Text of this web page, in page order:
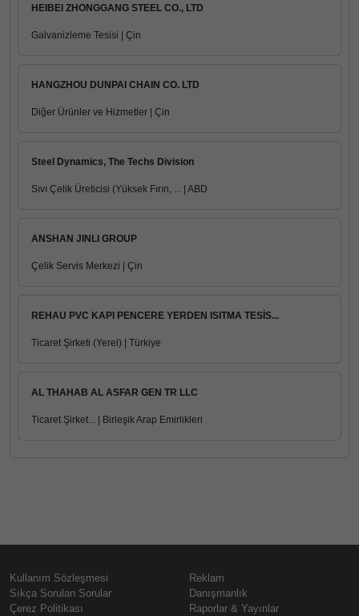
HEIBEI ZHONGGANG STEEL CO., LTD
Galvanizleme Tesisi | Çin
HANGZHOU DUNPAI CHAIN CO. LTD
Diğer Ürünler ve Hizmetler | Çin
Steel Dynamics, The Techs Division
Sıvı Çelik Üreticisi (Yüksek Fırın, ... | ABD
ANSHAN JINLI GROUP
Çelik Servis Merkezi | Çin
REHAU PVC KAPI PENCERE YERDEN ISITMA TESİS...
Ticaret Şirketi (Yerel) | Türkiye
AL THAHAB AL ASFAR GEN TR LLC
Ticaret Şirket... | Birleşik Arap Emirlikleri
Kullanım Sözleşmesi
Sıkça Sorulan Sorular
Çerez Politikası
Reklam
Danışmanlık
Raporlar & Yayınlar